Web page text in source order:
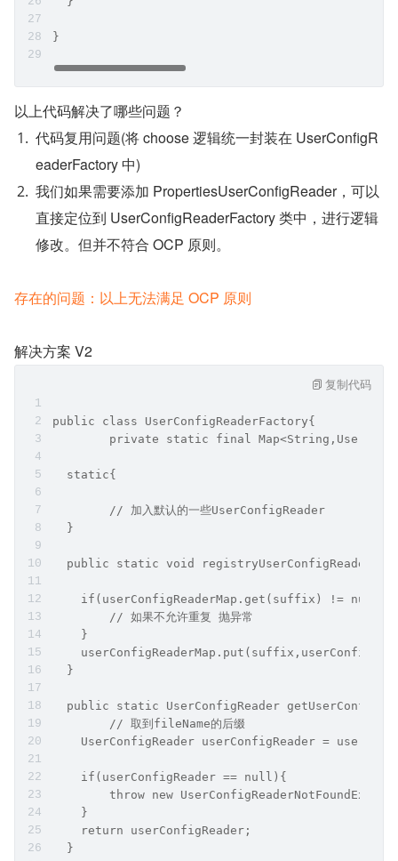
}
以上代码解决了哪些问题？
代码复用问题(将 choose 逻辑统一封装在 UserConfigR
eaderFactory 中)
我们如果需要添加 PropertiesUserConfigReader，可以
直接定位到 UserConfigReaderFactory 类中，进行逻辑
修改。但并不符合 OCP 原则。
存在的问题：以上无法满足 OCP 原则
解决方案 V2
public class UserConfigReaderFactory{
private static final
  static{
  	// 加入默认的一些UserConfigReader
  }
public static void
    if(userConfigReaderMap.get(suffix) != null){
    	// 如果不允许重复 抛异常
    }
  }
public static UserConfigReader
  	// 取到fileName的后缀
UserConfigReader userConfigReader =
    if(userConfigReader == null){
throw new
    }
    return userConfigReader;
  }
复制代码